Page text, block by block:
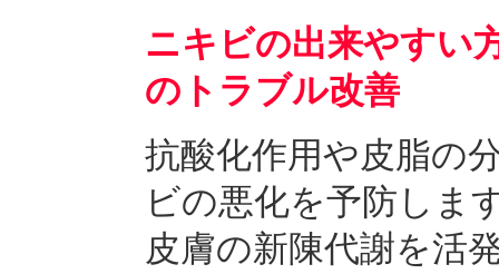
ニキビの出来やすい
のトラブル改善
抗酸化作用や皮脂の
ビの悪化を予防しま
皮膚の新陳代謝を活